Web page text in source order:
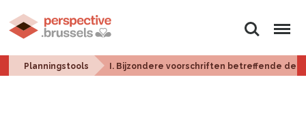
Zoeken Menu
Planningstools I. Bijzondere voorschriften betreffende de